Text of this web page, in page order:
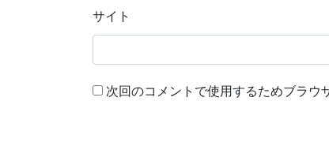
サイト
次回のコメントで使用するためブラウ